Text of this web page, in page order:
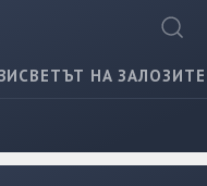
СВЕТЪТ НА ЗАЛОЗИТЕ